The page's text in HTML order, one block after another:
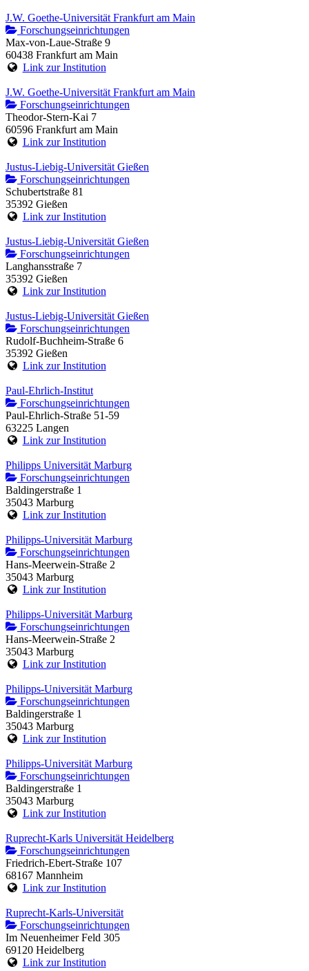
J.W. Goethe-Universität Frankfurt am Main
Forschungseinrichtungen
Max-von-Laue-Straße 9
60438 Frankfurt am Main
Link zur Institution
J.W. Goethe-Universität Frankfurt am Main
Forschungseinrichtungen
Theodor-Stern-Kai 7
60596 Frankfurt am Main
Link zur Institution
Justus-Liebig-Universität Gießen
Forschungseinrichtungen
Schubertstraße 81
35392 Gießen
Link zur Institution
Justus-Liebig-Universität Gießen
Forschungseinrichtungen
Langhansstraße 7
35392 Gießen
Link zur Institution
Justus-Liebig-Universität Gießen
Forschungseinrichtungen
Rudolf-Buchheim-Straße 6
35392 Gießen
Link zur Institution
Paul-Ehrlich-Institut
Forschungseinrichtungen
Paul-Ehrlich-Straße 51-59
63225 Langen
Link zur Institution
Philipps Universität Marburg
Forschungseinrichtungen
Baldingerstraße 1
35043 Marburg
Link zur Institution
Philipps-Universität Marburg
Forschungseinrichtungen
Hans-Meerwein-Straße 2
35043 Marburg
Link zur Institution
Philipps-Universität Marburg
Forschungseinrichtungen
Hans-Meerwein-Straße 2
35043 Marburg
Link zur Institution
Philipps-Universität Marburg
Forschungseinrichtungen
Baldingerstraße 1
35043 Marburg
Link zur Institution
Philipps-Universität Marburg
Forschungseinrichtungen
Baldingerstraße 1
35043 Marburg
Link zur Institution
Ruprecht-Karls Universität Heidelberg
Forschungseinrichtungen
Friedrich-Ebert-Straße 107
68167 Mannheim
Link zur Institution
Ruprecht-Karls-Universität
Forschungseinrichtungen
Im Neuenheimer Feld 305
69120 Heidelberg
Link zur Institution